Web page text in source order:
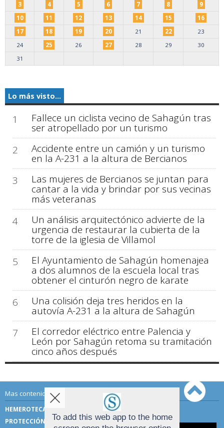
3
4 5 6 7 8
9
10
11 12 13 14 15
16
17
18 19 20 21 22
23
24
25 26 27 28 29
30
31
Lo más visto...
1 Fallece un ciclista vecino de Sahagún tras
ser atropellado por un turismo
2
Accidente entre un camión y un turismo
en la A-231 a la altura de Bercianos
3
Las mujeres de Bercianos se juntan para
cantar a la vida y brindar por sus vecinas
más veteranas
4
Un análisis arquitectónico advierte de la
urgencia de restaurar la cubierta de la
torre de la iglesia de Villamol
5
El Ayuntamiento de Sahagún homenajea
a dos alumnos de la escuela local tras
obtener el cinturón negro de karate
6
Una colisión deja tres heridos en la
autovía A-231 a la altura de Sahagún
7
El corredor eléctrico entre Palencia y
León por Sahagún retoma su tramitación
cinco años después
Mas contenido de Sahagún Digital:
HEMEROTECA
TÉRMINOS DE USO
PROTECCIÓN DE DATOSTo add this web app to the home